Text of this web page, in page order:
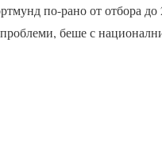
по-рано от отбора
беше с